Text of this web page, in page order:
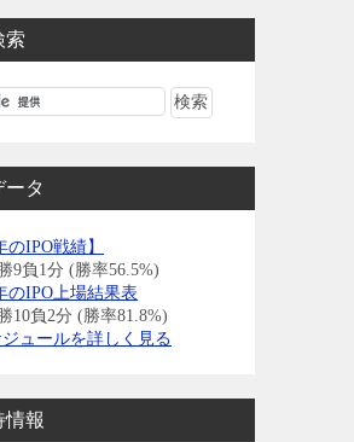
索
ータ
のIPO戦績】
9負1分 (勝率56.5%)
のIPO上場結果表
10負2分 (勝率81.8%)
ュールを詳しく見る
情報